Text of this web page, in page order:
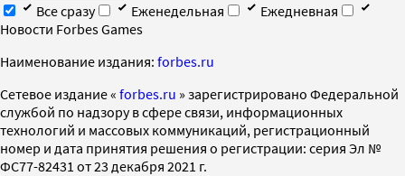
Все сразу
Еженедельная
Ежедневная
Новости Forbes Games
Наименование издания: forbes.ru
Cетевое издание « forbes.ru » зарегистрировано Федеральной
службой по надзору в сфере связи, информационных
технологий и массовых коммуникаций, регистрационный
номер и дата принятия решения о регистрации: серия Эл №
ФС77-82431 от 23 декабря 2021 г.